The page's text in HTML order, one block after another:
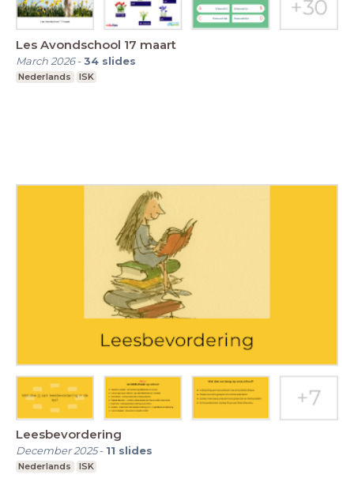
Les Avondschool 17 maart
March 2026-34 slides
Nederlands ISK
Leesbevordering
December 2025- 11 slides
Nederlands ISK